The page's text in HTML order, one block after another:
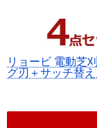
リョービ 電動芝
グ刃＋サッチ替